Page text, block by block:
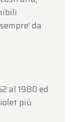
da
al 1980 ed
più